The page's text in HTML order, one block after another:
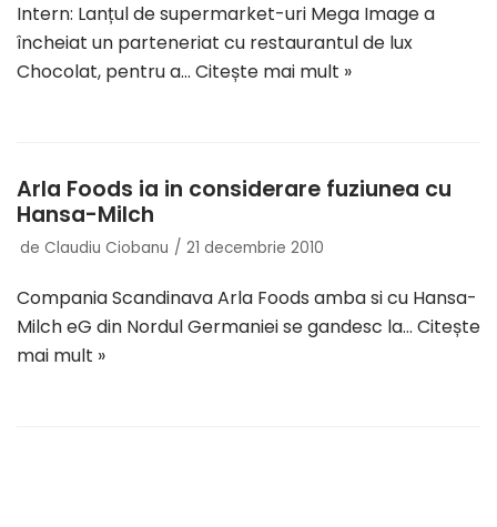
Intern: Lanțul de supermarket-uri Mega Image a
încheiat un parteneriat cu restaurantul de lux
Chocolat, pentru a… Citește mai mult »
Arla Foods ia in considerare fuziunea cu
Hansa-Milch
de Claudiu Ciobanu 21 decembrie 2010
Compania Scandinava Arla Foods amba si cu Hansa-
Milch eG din Nordul Germaniei se gandesc la… Citește
mai mult »